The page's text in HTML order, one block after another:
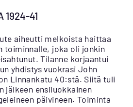
1924-41
aiheutti melkoista haittaa
toiminnalle, joka oli jonkin
Tilanne korjaantui
yhdistys vuokrasi John
Linnankatu 40:stä. Siitä tuli
jälkeen ensiluokkainen
päivineen. Toiminta